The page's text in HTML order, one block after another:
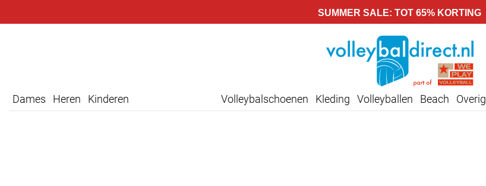
SUMMER SALE: TOT 65% KORTING
Dames Heren Kinderen Volleybalschoenen Kleding Volleyballen Beach Overig